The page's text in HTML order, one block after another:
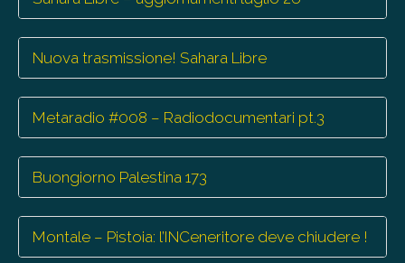
Nuova trasmissione! Sahara Libre
Metaradio #008 – Radiodocumentari pt.3
Buongiorno Palestina 173
Montale – Pistoia: l’INCeneritore deve chiudere !